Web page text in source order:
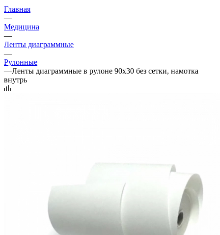
Главная
—
Медицина
—
Ленты диаграммные
—
Рулонные
—Ленты диаграммные в рулоне 90х30 без сетки, намотка
внутрь